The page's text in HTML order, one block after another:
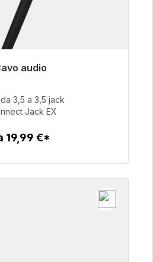
audioimmediata, tempo di
51,99 €
3,5 a 3,5 jack
Jack EX
19,99 €*